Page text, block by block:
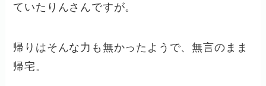
ていたりんさんですが。
帰りはそんな力も無かったようで、無言のまま
帰宅。